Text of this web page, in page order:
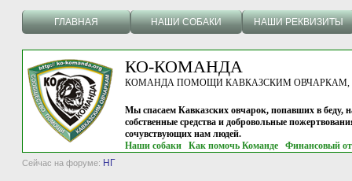
ГЛАВНАЯ НАШИ СОБАКИ НАШИ РЕКВИЗИТЫ
КО-КОМАНДА
КОМАНДА ПОМОЩИ КАВКАЗСКИМ ОВЧАРКАМ, г.
Мы спасаем Кавказских овчарок, попавших в беду,
собственные средства и добровольные
сочувствующих нам людей.
Наши собаки
Как помочь Команде Финансовый
Сейчас на форуме: НГ